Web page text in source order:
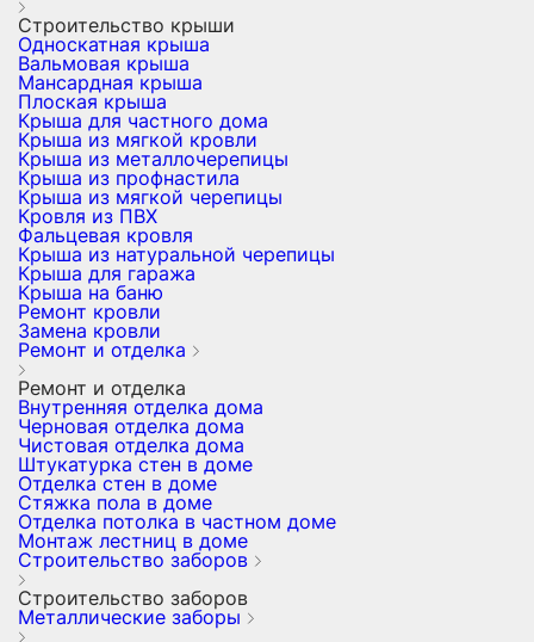
Строительство крыши
Односкатная крыша
Вальмовая крыша
Мансардная крыша
Плоская крыша
Крыша для частного дома
Крыша из мягкой кровли
Крыша из металлочерепицы
Крыша из профнастила
Крыша из мягкой черепицы
Кровля из ПВХ
Фальцевая кровля
Крыша из натуральной черепицы
Крыша для гаража
Крыша на баню
Ремонт кровли
Замена кровли
Ремонт и отделка
Ремонт и отделка
Внутренняя отделка дома
Черновая отделка дома
Чистовая отделка дома
Штукатурка стен в доме
Отделка стен в доме
Стяжка пола в доме
Отделка потолка в частном доме
Монтаж лестниц в доме
Строительство заборов
Строительство заборов
Металлические заборы